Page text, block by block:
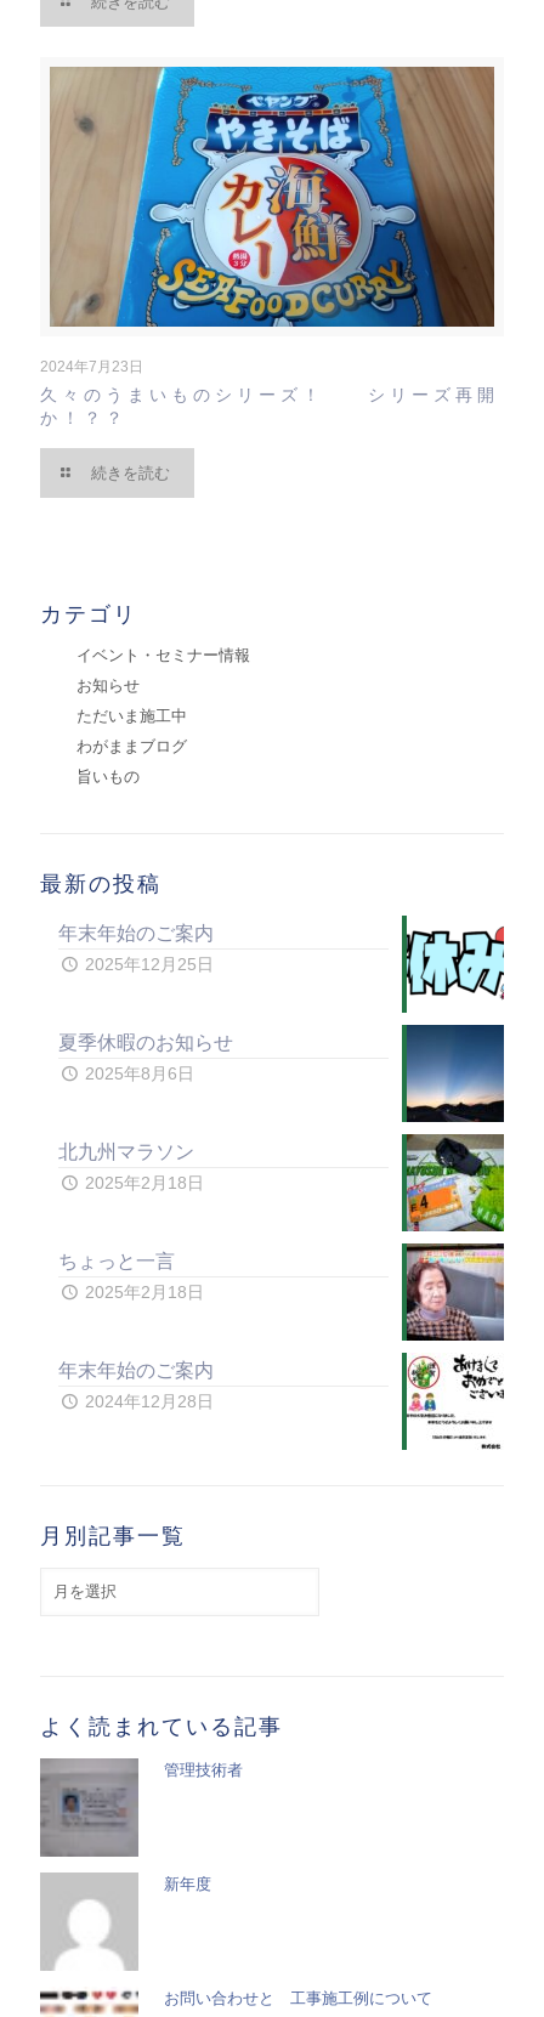
2024年7月23日
久々のうまいものシリーズ！ シリーズ再開
か！？？
続きを読む
カテゴリ
イベント・セミナー情報
お知らせ
ただいま施工中
わがままブログ
旨いもの
最新の投稿
年末年始のご案内
2025年12月25日
夏季休暇のお知らせ
2025年8月6日
北九州マラソン
2025年2月18日
ちょっと一言
2025年2月18日
年末年始のご案内
2024年12月28日
月別記事一覧
よく読まれている記事
管理技術者
新年度
お問い合わせと 工事施工例について